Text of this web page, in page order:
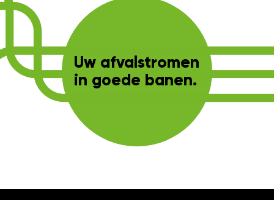
Uw afvalstromen
in goede banen.